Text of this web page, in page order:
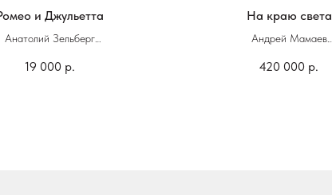
и Джульетта
Анатолий Зельберг
Книга ручной работы
19 000 р.
На краю света
Андрей Мамаев
80 x 120 см-
420 000 р.